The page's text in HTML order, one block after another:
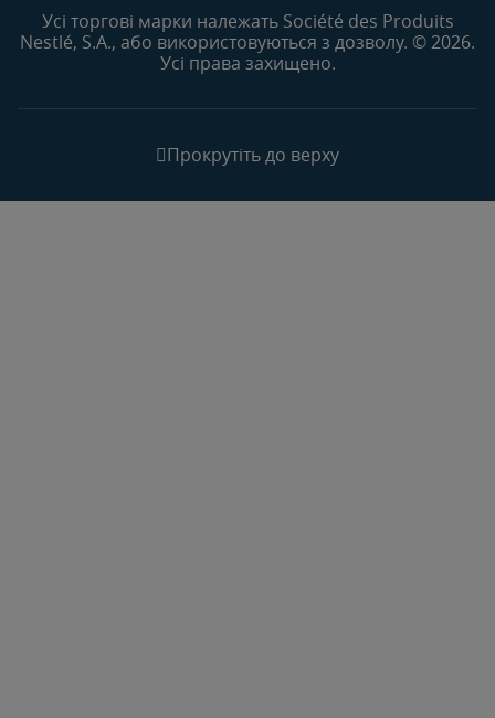
Усі торгові марки належать Société des Produits
Nestlé, S.A., або використовуються з дозволу. © 2026.
Усі права захищено.
Прокрутіть до верху